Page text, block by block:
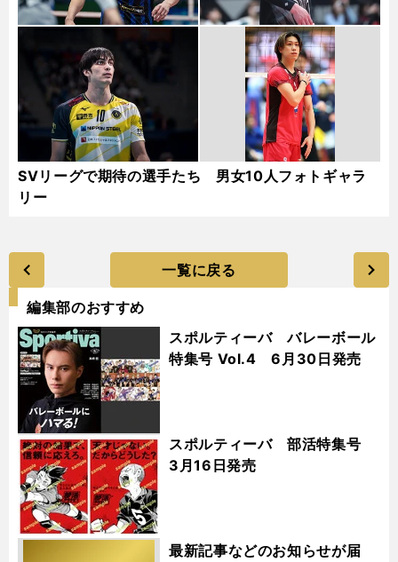
SVリーグで期待の選手たち 男女10人フォトギャラ
リー
一覧に戻る
編集部のおすすめ
スポルティーバ バレーボール
特集号 Vol.4 6月30日発売
スポルティーバ 部活特集号
3月16日発売
最新記事などのお知らせが届